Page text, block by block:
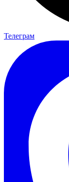
Телеграм